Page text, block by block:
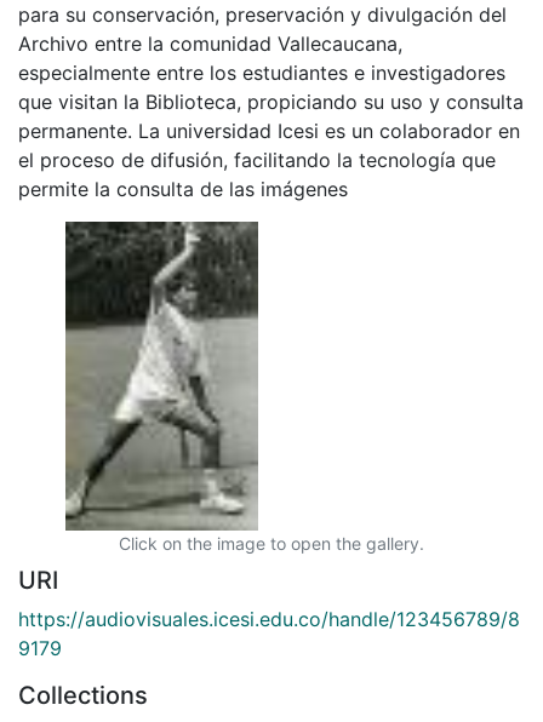
para su conservación, preservación y divulgación del
Archivo entre la comunidad Vallecaucana,
especialmente entre los estudiantes e investigadores
que visitan la Biblioteca, propiciando su uso y consulta
permanente. La universidad Icesi es un colaborador en
el proceso de difusión, facilitando la tecnología que
permite la consulta de las imágenes
Click on the image to open the gallery.
URI
https://audiovisuales.icesi.edu.co/handle/123456789/8
9179
Collections